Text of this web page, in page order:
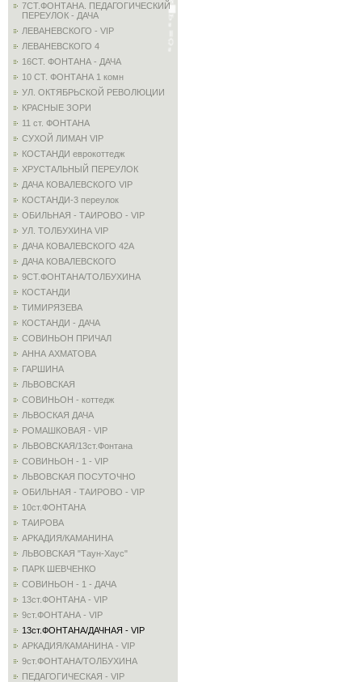
7СТ.ФОНТАНА. ПЕДАГОГИЧЕСКИЙ
ПЕРЕУЛОК - ДАЧА
ЛЕВАНЕВСКОГО - VIP
ЛЕВАНЕВСКОГО 4
16СТ. ФОНТАНА - ДАЧА
10 СТ. ФОНТАНА 1 комн
УЛ. ОКТЯБРЬСКОЙ РЕВОЛЮЦИИ
КРАСНЫЕ ЗОРИ
11 ст. ФОНТАНА
СУХОЙ ЛИМАН VIP
КОСТАНДИ еврокоттедж
ХРУСТАЛЬНЫЙ ПЕРЕУЛОК
ДАЧА КОВАЛЕВСКОГО VIP
КОСТАНДИ-3 переулок
ОБИЛЬНАЯ - ТАИРОВО - VIP
УЛ. ТОЛБУХИНА VIP
ДАЧА КОВАЛЕВСКОГО 42А
ДАЧА КОВАЛЕВСКОГО
9СТ.ФОНТАНА/ТОЛБУХИНА
КОСТАНДИ
ТИМИРЯЗЕВА
КОСТАНДИ - ДАЧА
СОВИНЬОН ПРИЧАЛ
АННА АХМАТОВА
ГАРШИНА
ЛЬВОВСКАЯ
СОВИНЬОН - коттедж
ЛЬВОСКАЯ ДАЧА
РОМАШКОВАЯ - VIP
ЛЬВОВСКАЯ/13ст.Фонтана
СОВИНЬОН - 1 - VIP
ЛЬВОВСКАЯ ПОСУТОЧНО
ОБИЛЬНАЯ - ТАИРОВО - VIP
10ст.ФОНТАНА
ТАИРОВА
АРКАДИЯ/КАМАНИНА
ЛЬВОВСКАЯ "Таун-Хаус"
ПАРК ШЕВЧЕНКО
СОВИНЬОН - 1 - ДАЧА
13ст.ФОНТАНА - VIP
9ст.ФОНТАНА - VIP
13ст.ФОНТАНА/ДАЧНАЯ - VIP
АРКАДИЯ/КАМАНИНА - VIP
9ст.ФОНТАНА/ТОЛБУХИНА
ПЕДАГОГИЧЕСКАЯ - VIP